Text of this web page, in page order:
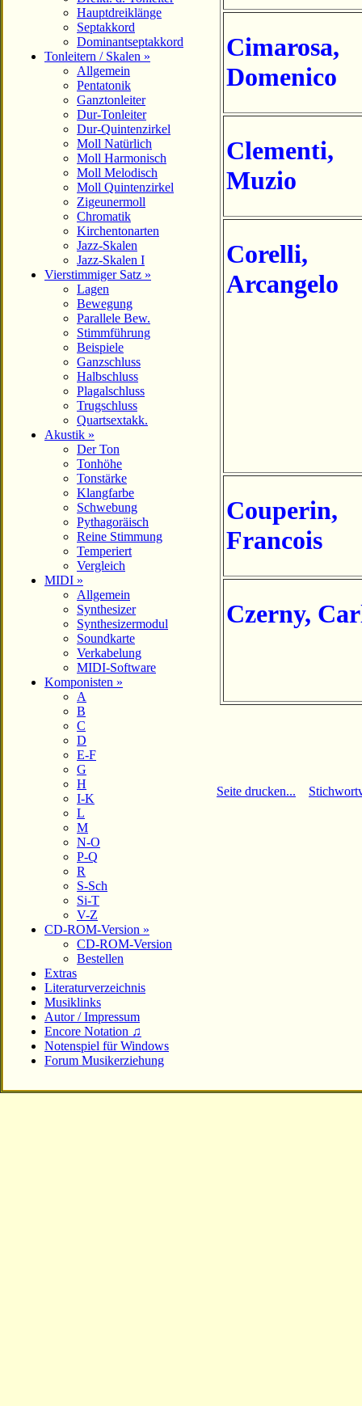
Hauptdreiklänge
Septakkord
Dominantseptakkord
Tonleitern / Skalen »
Allgemein
Pentatonik
Ganztonleiter
Dur-Tonleiter
Dur-Quintenzirkel
Moll Natürlich
Moll Harmonisch
Moll Melodisch
Moll Quintenzirkel
Zigeunermoll
Chromatik
Kirchentonarten
Jazz-Skalen
Jazz-Skalen I
Vierstimmiger Satz »
Lagen
Bewegung
Parallele Bew.
Stimmführung
Beispiele
Ganzschluss
Halbschluss
Plagalschluss
Trugschluss
Quartsextakk.
Akustik »
Der Ton
Tonhöhe
Tonstärke
Klangfarbe
Schwebung
Pythagoräisch
Reine Stimmung
Temperiert
Vergleich
MIDI »
Allgemein
Synthesizer
Synthesizermodul
Soundkarte
Verkabelung
MIDI-Software
Komponisten »
A
B
C
D
E-F
G
H
I-K
L
M
N-O
P-Q
R
S-Sch
Si-T
V-Z
CD-ROM-Version »
CD-ROM-Version
Bestellen
Extras
Literaturverzeichnis
Musiklinks
Autor / Impressum
Encore Notation ♫
Notenspiel für Windows
Forum Musikerziehung
Cimarosa,
Domenico
Clementi,
Muzio
Corelli,
Arcangelo
Couperin,
Francois
Czerny,
Seite drucken...